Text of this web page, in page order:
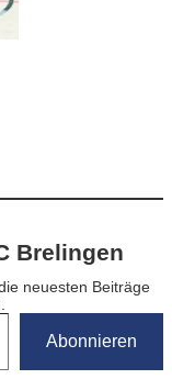
Brelingen
neuesten Beiträge
Abonnieren